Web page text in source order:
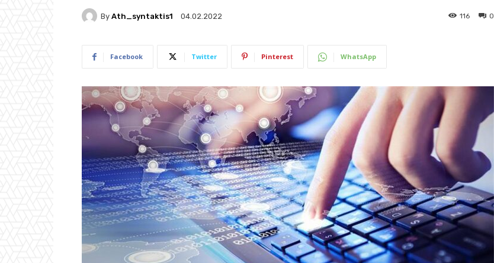
By Ath_syntaktis1 04.02.2022 0
116
Facebook Twitter Pinterest WhatsApp